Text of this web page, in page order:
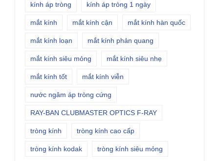
kính áp tròng kính áp tròng 1 ngày
mắt kính mắt kính cận mắt kính hàn quốc
mắt kính loạn mắt kính phản quang
mắt kính siêu mỏng mắt kính siêu nhẹ
mắt kính tốt mắt kính viễn
nước ngâm áp tròng cứng
RAY-BAN CLUBMASTER OPTICS F-RAY
tròng kính tròng kính cao cấp
tròng kính kodak tròng kính siêu mỏng